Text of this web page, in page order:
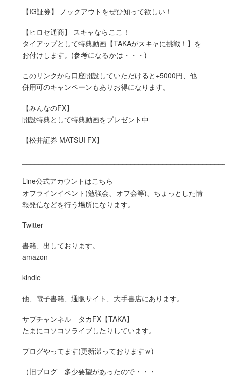
【IG証券】 ノックアウトをぜひ知って欲しい！
【ヒロセ通商】 スキャならここ！
タイアップとして特典動画【TAKAがスキャに挑戦！】を
お付けします。(参考になるかは・・・)
このリンクから口座開設していただけると+5000円、他
併用可のキャンペーンもありお得になります。
【みんなのFX】
開設特典として特典動画をプレゼント中
【松井証券 MATSUI FX】
Line公式アカウントはこちら
オフラインイベント(勉強会、オフ会等)、ちょっとした情
報発信などを行う場所になります。
Twitter
書籍、出しております。
amazon
kindle
他、電子書籍、通販サイト、大手書店にあります。
サブチャンネル タカFX【TAKA】
たまにコソコソライブしたりしています。
ブログやってます(更新滞っておりますｗ)
（旧ブログ 多少要望があったので・・・